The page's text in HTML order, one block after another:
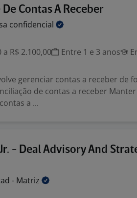
Contas A Receber
confidencial
a R$ 2.100,00
Entre 1 e 3 anos
gerenciar contas a receber de
de contas a receber
a ...
- Deal Advisory And
- Matriz